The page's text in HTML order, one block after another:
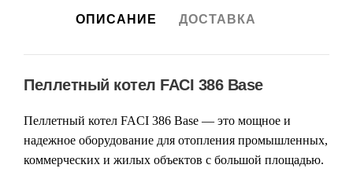
ОПИСАНИЕ ДОСТАВКА
Пеллетный котел FACI 386 Base
Пеллетный котел FACI 386 Base — это мощное и
надежное оборудование для отопления промышленных,
коммерческих и жилых объектов с большой площадью.